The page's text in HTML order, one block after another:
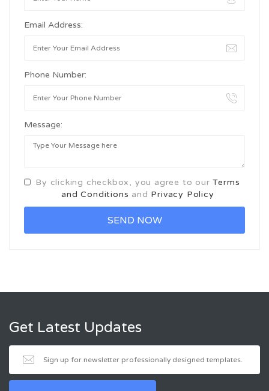
Email Address:
Phone Number:
Message:
By clicking checkbox, you agree to ourTerms
and Conditions and Privacy Policy
Get Latest Updates